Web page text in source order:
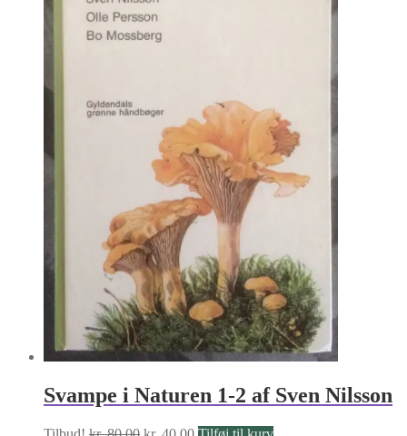
Svampe i Naturen 1-2 af Sven Nilsson
Den
Den